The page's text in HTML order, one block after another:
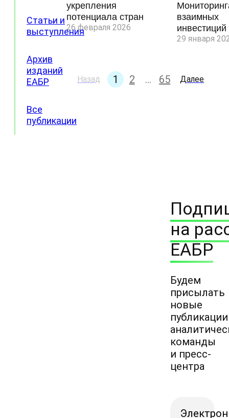
Статьи и
выступления
Архив
изданий
ЕАБР
Все
публикации
укрепления
потенциала стран
26 февраля 2026
взаимных
29 января
Назад 1 2 … 65 Далее
на
ЕАБР
Будем
присылать
новые
публикации
команды
и пресс-
центра